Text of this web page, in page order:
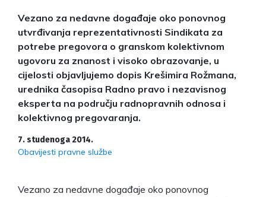
Vezano za nedavne događaje oko ponovnog
utvrđivanja reprezentativnosti Sindikata za
potrebe pregovora o granskom kolektivnom
ugovoru za znanost i visoko obrazovanje, u
cijelosti objavljujemo dopis Krešimira Rožmana,
urednika časopisa Radno pravo i nezavisnog
eksperta na području radnopravnih odnosa i
kolektivnog pregovaranja.
7. studenoga 2014.
Obavijesti pravne službe
Vezano za nedavne događaje oko ponovnog